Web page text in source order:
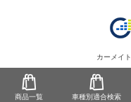
カーメイ
商品一覧 車種別適合検索